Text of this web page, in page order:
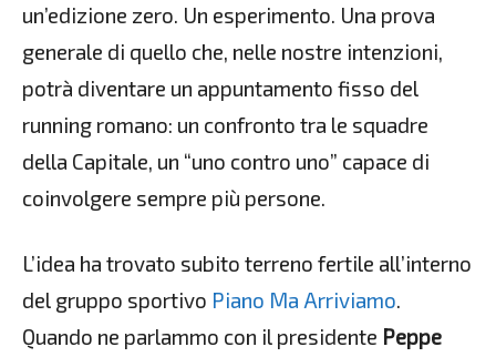
un’edizione zero. Un esperimento. Una prova
generale di quello che, nelle nostre intenzioni,
potrà diventare un appuntamento fisso del
running romano: un confronto tra le squadre
della Capitale, un “uno contro uno” capace di
coinvolgere sempre più persone.
L’idea ha trovato subito terreno fertile all’interno
del gruppo sportivo Piano Ma Arriviamo.
Quando ne parlammo con il presidente Peppe